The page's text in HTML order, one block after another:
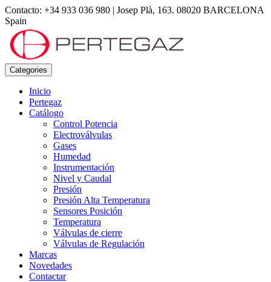
Contacto: +34 933 036 980 | Josep Plà, 163. 08020 BARCELONA
Spain
Categories
Inicio
Pertegaz
Catálogo
Control Potencia
Electroválvulas
Gases
Humedad
Instrumentación
Nivel y Caudal
Presión
Presión Alta Temperatura
Sensores Posición
Temperatura
Válvulas de cierre
Válvulas de Regulación
Marcas
Novedades
Contactar